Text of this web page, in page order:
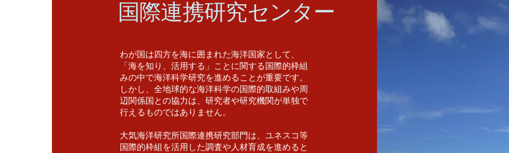
国際連携研究センター
わが国は四方を海に囲まれた海洋国家として、
「海を知り、活用する」ことに関する国際的枠組
みの中で海洋科学研究を進めることが重要です。
しかし、全地球的な海洋科学の国際的取組みや周
辺関係国との協力は、研究者や研究機関が単独で
行えるものではありません。
大気海洋研究所国際連携研究部門は、ユネスコ等
国際的枠組を活用した調査や人材育成を進めると